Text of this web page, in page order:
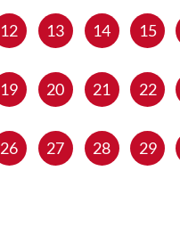
12 13 14 15
19 20 21 22
26 27 28 29